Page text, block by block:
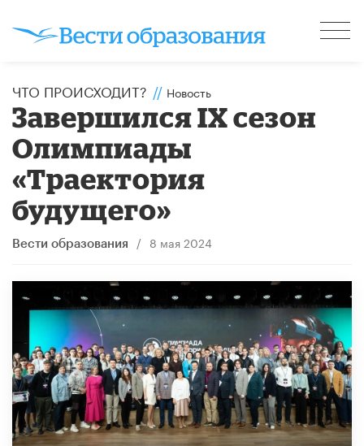
ЧТО ПРОИСХОДИТ? // Новость
Завершился IX сезон
Олимпиады
«Траектория
будущего»
Вести образования / 8 мая 2024